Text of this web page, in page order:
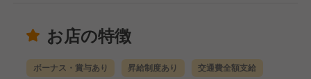
お店の特徴
ボーナス・賞与あり 昇給制度あり 交通費全額支給